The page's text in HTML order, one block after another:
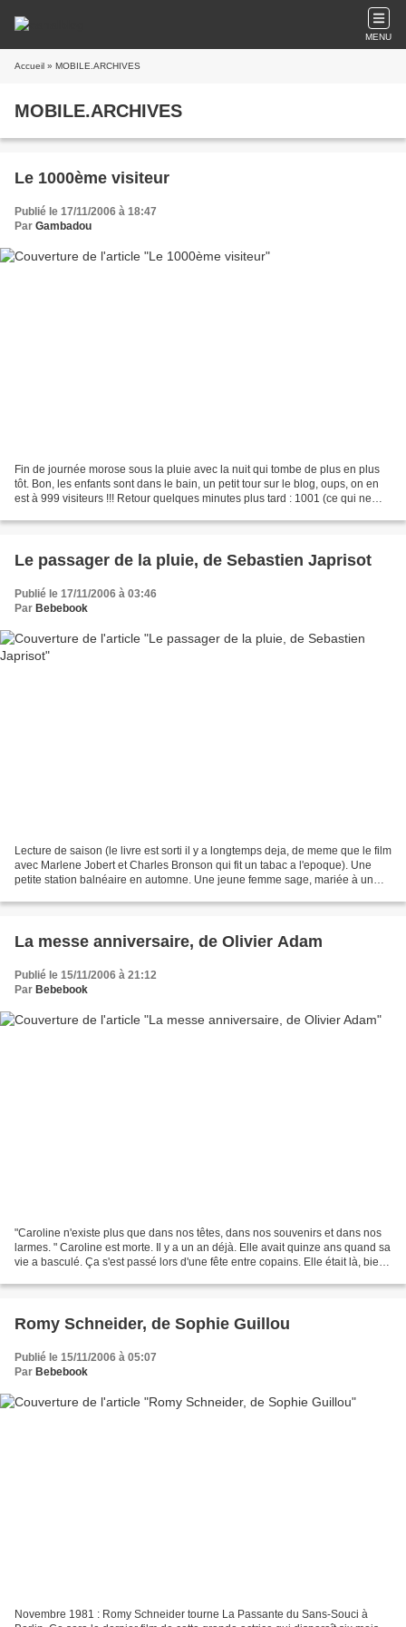
MENU
Accueil » MOBILE.ARCHIVES
MOBILE.ARCHIVES
Le 1000ème visiteur
Publié le 17/11/2006 à 18:47
Par Gambadou
Fin de journée morose sous la pluie avec la nuit qui tombe de plus en plus
tôt. Bon, les enfants sont dans le bain, un petit tour sur le blog, oups, on en
est à 999 visiteurs !!! Retour quelques minutes plus tard : 1001 (ce qui ne
Le passager de la pluie, de Sebastien Japrisot
Publié le 17/11/2006 à 03:46
Par Bebebook
Lecture de saison (le livre est sorti il y a longtemps deja, de meme que le film
avec Marlene Jobert et Charles Bronson qui fit un tabac a l'epoque). Une
petite station balnéaire en automne. Une jeune femme sage, mariée à un
La messe anniversaire, de Olivier Adam
Publié le 15/11/2006 à 21:12
Par Bebebook
"Caroline n'existe plus que dans nos têtes, dans nos souvenirs et dans nos
larmes. " Caroline est morte. Il y a un an déjà. Elle avait quinze ans quand sa
vie a basculé. Ça s'est passé lors d'une fête entre copains. Elle était là, bien
Romy Schneider, de Sophie Guillou
Publié le 15/11/2006 à 05:07
Par Bebebook
Novembre 1981 : Romy Schneider tourne La Passante du Sans-Souci à